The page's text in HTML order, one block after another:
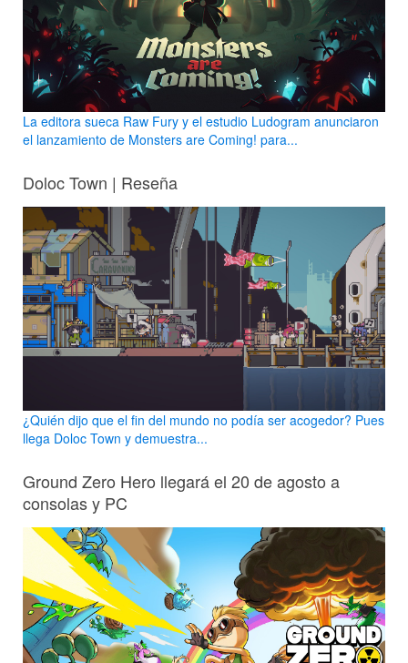
La editora sueca Raw Fury y el estudio Ludogram anunciaron
el lanzamiento de Monsters are Coming! para...
Doloc Town | Reseña
¿Quién dijo que el fin del mundo no podía ser acogedor? Pues
llega Doloc Town y demuestra...
Ground Zero Hero llegará el 20 de agosto a
consolas y PC